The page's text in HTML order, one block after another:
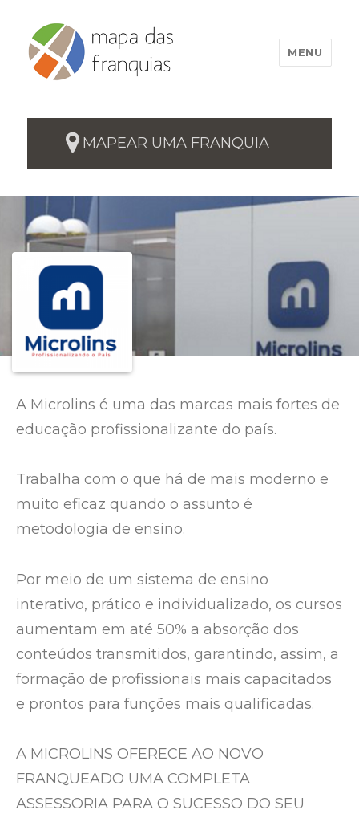
MENU
MAPEAR UMA FRANQUIA
A Microlins é uma das marcas mais fortes de
educação profissionalizante do país.
Trabalha com o que há de mais moderno e
muito eficaz quando o assunto é
metodologia de ensino.
Por meio de um sistema de ensino
interativo, prático e individualizado, os cursos
aumentam em até 50% a absorção dos
conteúdos transmitidos, garantindo, assim, a
formação de profissionais mais capacitados
e prontos para funções mais qualificadas.
A MICROLINS OFERECE AO NOVO
FRANQUEADO UMA COMPLETA
ASSESSORIA PARA O SUCESSO DO SEU